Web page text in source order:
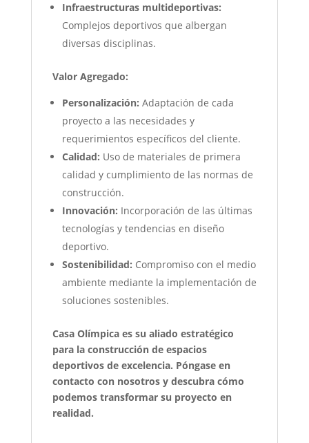
Infraestructuras multideportivas:
Complejos deportivos que albergan
diversas disciplinas.
Valor Agregado:
Personalización: Adaptación de cada
proyecto a las necesidades y
requerimientos específicos del cliente.
Calidad: Uso de materiales de primera
calidad y cumplimiento de las normas de
construcción.
Innovación: Incorporación de las últimas
tecnologías y tendencias en diseño
deportivo.
Sostenibilidad: Compromiso con el medio
ambiente mediante la implementación de
soluciones sostenibles.
Casa Olímpica es su aliado estratégico
para la construcción de espacios
deportivos de excelencia. Póngase en
contacto con nosotros y descubra cómo
podemos transformar su proyecto en
realidad.